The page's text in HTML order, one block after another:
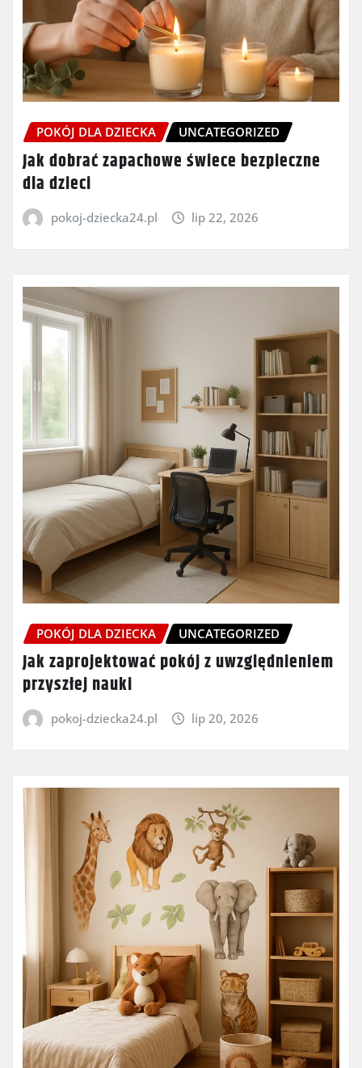
POKÓJ DLA DZIECKA UNCATEGORIZED
Jak dobrać zapachowe świece bezpieczne
dla dzieci
pokoj-dziecka24.pl lip 22, 2026
POKÓJ DLA DZIECKA UNCATEGORIZED
Jak zaprojektować pokój z uwzględnieniem
przyszłej nauki
pokoj-dziecka24.pl lip 20, 2026